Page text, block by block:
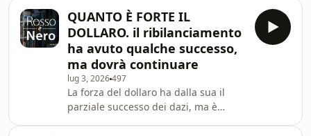
perché la crescita è forte. Il malessere
sull’AI incoraggia la diversificazione,
ma vanno privilegiate destinazioni
che non risentano di un’eventuale
ripresentarsi della crisi energetica.
QUANTO È FORTE IL
DOLLARO. il ribilanciamento
ha avuto qualche successo,
ma dovrà continuare
lug 3, 2026497
La forza del dollaro ha dalla sua il
parziale successo dei dazi, ma è